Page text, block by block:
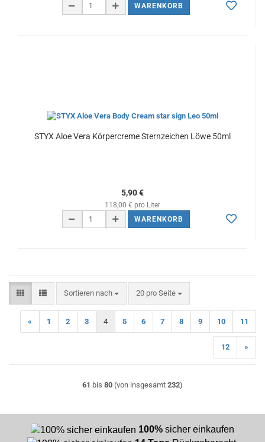
WARENKORB
STYX Aloe Vera Körpercreme Sternzeichen Löwe 50ml
5,90 €
118,00 € pro Liter
WARENKORB
Sortieren nach
Sortieren nach 20 pro Seite
pro Seite
« 1 2 3 4 5 6 7 8 9 10 11
12 »
61 bis 80 (von insgesamt 232)
100% sicher einkaufen